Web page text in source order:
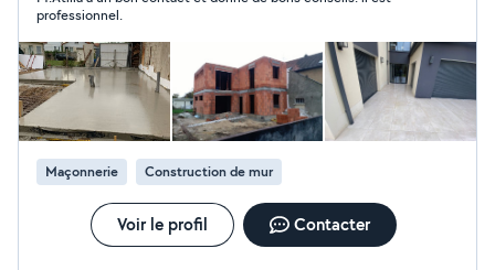
fondations, béton, etc.) Petits travaux & finitions
(terrasse, démontage, bricolage divers) Basé à
Morsang-sur-Orge (quartier Beauséjour) déplacement
rapide dans tout le secteur. Travail soigné, professionnel
et garanti. Entrepris ATIPOSE Contactez-moi dès
maintenant pour un devis gratuit !
professionnel.
Maçonnerie Construction de mur
Voir le profil Contacter